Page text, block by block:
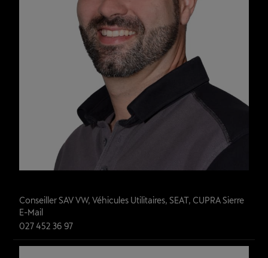
Conseiller SAV VW, Véhicules Utilitaires, SEAT, CUPRA Sierre
E-Mail
027 452 36 97